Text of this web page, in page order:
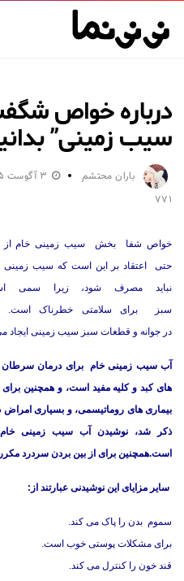
درباره خواص
سیب زمینی”
باران محتشم 3 آگوست 2015
771
خواص شفا بخش سیب زمینی خام از
حتی اعتقاد بر این است که سیب
نباید مصرف شود، زیرا سمی
سبز برای سلامتی خطرناک
در جوانه و قطعات سبز سیب زمینی ایجاد
آب سیب زمینی خام برای درمان سرطان
های کبد و کلیه مفید است، و همچنین برای
بیماری های روماتیسمی، و بسیاری امراض
ذکر شد، نوشیدن آب سیب زمینی خام
است.همچنین برای از بین بردن سردرد
سایر مزایای این نوشیدنی عبارتند از:
سموم بدن را پاک می کند.
برای مشکلات پوستی خوب است.
قند خون را کنترل می کند.